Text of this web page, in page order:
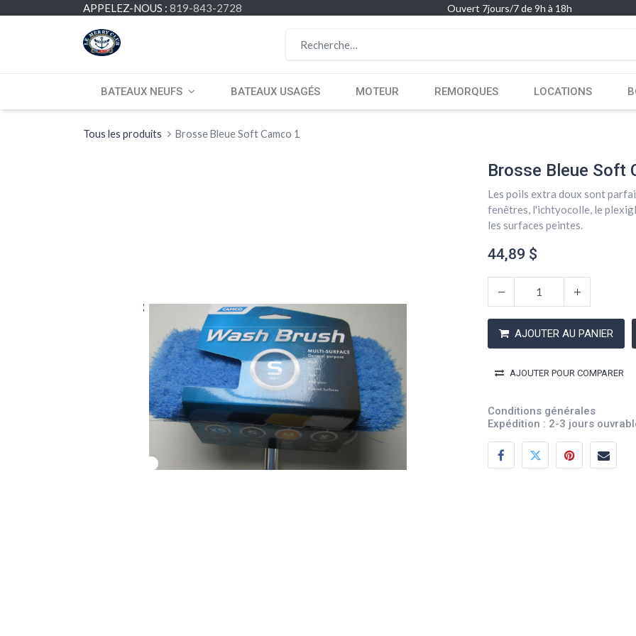
APPELEZ-NOUS : 819-843-2728 Ouvert 7jours/7 de 9h à 18h
BATEAUX NEUFS BATEAUX USAGÉS MOTEUR REMORQUES LOCATIONS
Tous les produits Brosse Bleue Soft Camco 1
Brosse Bleue Soft
Les poils extra doux sont
fenêtres, l'ichtyocolle, le
les surfaces peintes.
44,89 $
AJOUTER AU PANIER
AJOUTER POUR COMPARER
Conditions générales
Expédition : 2-3 jours